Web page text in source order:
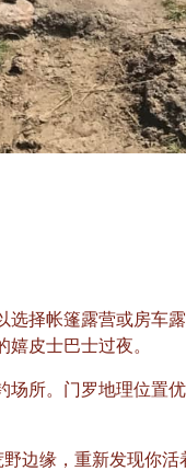
择帐篷露营或房车
皮士巴士过夜。
所。门罗地理位置
边缘，重新发现你活